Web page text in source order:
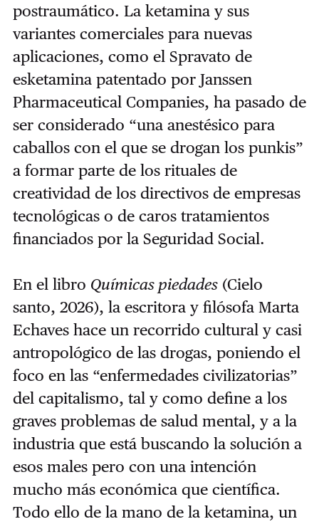
postraumático. La ketamina y sus
variantes comerciales para nuevas
aplicaciones, como el Spravato de
esketamina patentado por Janssen
Pharmaceutical Companies, ha pasado de
ser considerado “una anestésico para
caballos con el que se drogan los punkis”
a formar parte de los rituales de
creatividad de los directivos de empresas
tecnológicas o de caros tratamientos
financiados por la Seguridad Social.
En el libro Químicas piedades(Cielo
santo, 2026), la escritora y filósofa Marta
Echaves hace un recorrido cultural y casi
antropológico de las drogas, poniendo el
foco en las “enfermedades civilizatorias”
del capitalismo, tal y como define a los
graves problemas de salud mental, y a la
industria que está buscando la solución a
esos males pero con una intención
mucho más económica que científica.
Todo ello de la mano de la ketamina, un